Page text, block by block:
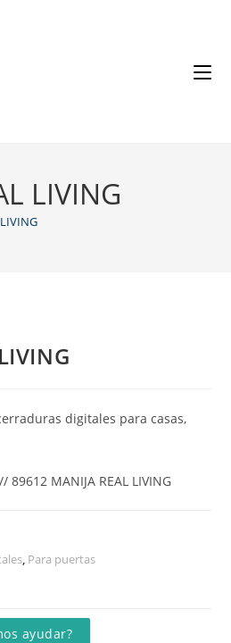
LIVING
digitales para casas,
89612 MANIJA REAL LIVING
, Para puertas
ayudar?